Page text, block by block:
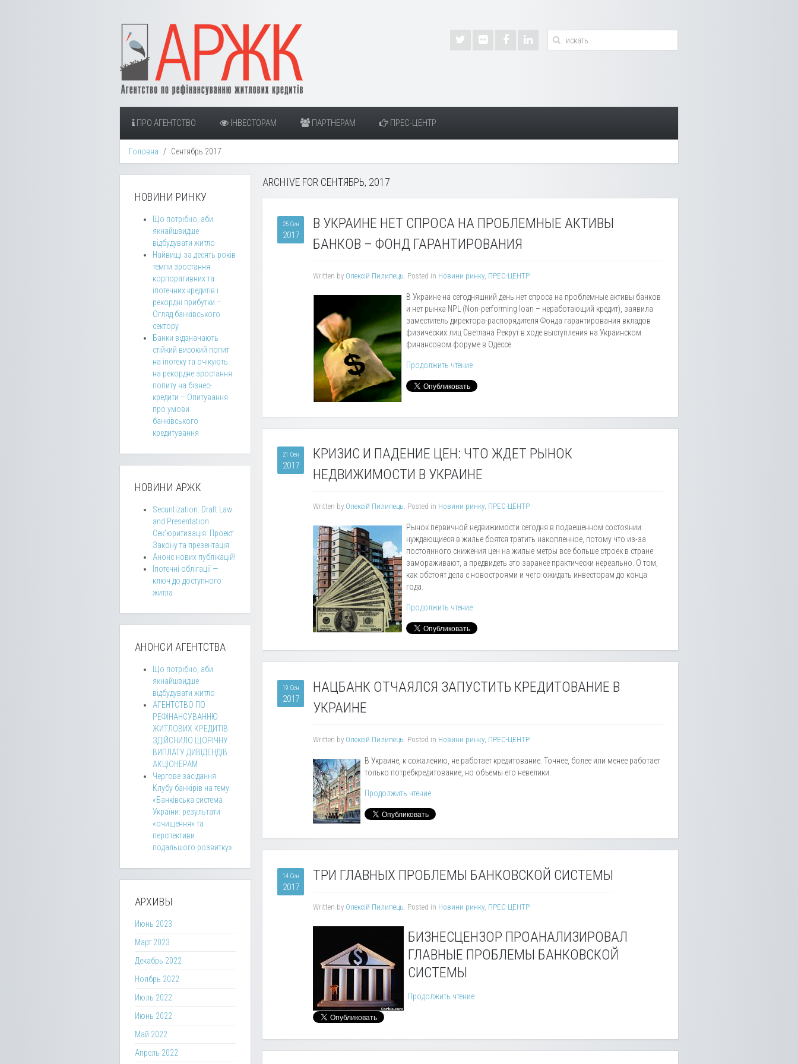
ПРО АГЕНТСТВО ІНВЕСТОРАМ ПАРТНЕРАМ ПРЕС-ЦЕНТР
Головна Сентябрь 2017
ARCHIVE FOR СЕНТЯБРЬ, 2017
25 Сен
2017
В УКРАИНЕ НЕТ СПРОСА НА ПРОБЛЕМНЫЕ АКТИВЫ
БАНКОВ – ФОНД ГАРАНТИРОВАНИЯ
Written by Олексій Пилипець. Posted in Новини ринку, ПРЕС-ЦЕНТР
В Украине на сегодняшний день нет спроса на проблемные активы банков
и нет рынка NPL
(Non-performing loan – неработающий кредит), заявила
заместитель директора-распорядителя Фонда гарантирования вкладов
физических лиц Светлана Рекрут в ходе выступления на Украинском
финансовом форуме в Одессе.
Продолжить чтение
21 Сен
2017
КРИЗИС И ПАДЕНИЕ ЦЕН: ЧТО ЖДЕТ РЫНОК
НЕДВИЖИМОСТИ В УКРАИНЕ
Written by Олексій Пилипець. Posted in Новини ринку, ПРЕС-ЦЕНТР
Рынок первичной недвижимости сегодня в подвешенном состоянии:
нуждающиеся в жилье боятся тратить накопленное, потому что из-за
постоянного снижения цен на жилые метры все больше строек в стране
замораживают, а предвидеть это заранее практически нереально. О том,
как обстоят дела с новостроями и чего ожидать инвесторам до конца
года.
Продолжить чтение
19 Сен
2017
НАЦБАНК ОТЧАЯЛСЯ ЗАПУСТИТЬ КРЕДИТОВАНИЕ В
УКРАИНЕ
Written by Олексій Пилипець. Posted in Новини ринку, ПРЕС-ЦЕНТР
В Украине, к сожалению, не работает кредитование. Точнее, более или менее работает
только потребкредитование, но объемы его невелики.
Продолжить чтение
14 Сен
2017
ТРИ ГЛАВНЫХ ПРОБЛЕМЫ БАНКОВСКОЙ СИСТЕМЫ
Written by Олексій Пилипець. Posted in Новини ринку, ПРЕС-ЦЕНТР
БИЗНЕСЦЕНЗОР ПРОАНАЛИЗИРОВАЛ
ГЛАВНЫЕ ПРОБЛЕМЫ БАНКОВСКОЙ
СИСТЕМЫ
Продолжить чтение
НОВИНИ РИНКУ
Що потрібно, аби
якнайшвидше
відбудувати житло
Найвищі за десять років
темпи зростання
корпоративних та
іпотечних кредитів і
рекордні прибутки –
Огляд банківського
сектору
Банки відзначають
стійкий високий попит
на іпотеку та очікують
на рекордне зростання
попиту на бізнес-
кредити – Опитування
про умови
банківського
кредитування
НОВИНИ АРЖК
Securitization: Draft Law
and Presentation.
Сек’юритизація: Проект
Закону та презентація.
Анонс нових публікацій!
Іпотечні облігації —
ключ до доступного
житла
АНОНСИ АГЕНТСТВА
Що потрібно, аби
якнайшвидше
відбудувати житло
АГЕНТСТВО ПО
РЕФІНАНСУВАННЮ
ЖИТЛОВИХ КРЕДИТІВ
ЗДІЙСНИЛО ЩОРІЧНУ
ВИПЛАТУ ДИВІДЕНДІВ
АКЦІОНЕРАМ
Чергове засідання
Клубу банкірів на тему:
«Банківська система
України: результати
«очищення» та
перспективи
подальшого розвитку».
АРХИВЫ
Июнь 2023
Март 2023
Декабрь 2022
Ноябрь 2022
Июль 2022
Июнь 2022
Май 2022
Апрель 2022